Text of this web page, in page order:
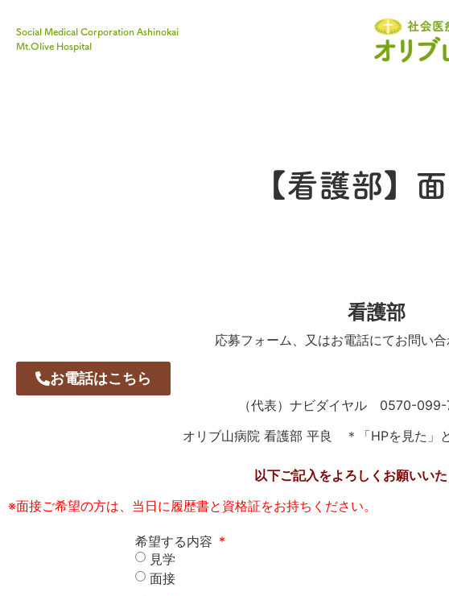
Social Medical Corporation Ashinokai
Mt.Olive Hospital
【看護部】
看護部
応募フォーム、又はお電話にてお問い
お電話はこちら
（代表）ナビダイヤル 0570-
オリブ山病院 看護部 平良 ＊「HPを見た」
以下ご記入をよろしくお願いいた
※面接ご希望の方は、当日に履歴書と資格証をお持ちください。
希望する内容
見学
面接